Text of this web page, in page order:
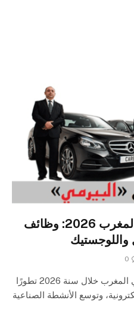
فرص توظيف السائقين بالمغرب 2026: وظائف
واللوجستيك
0
يشهد قطاع النقل واللوجستيك في المغرب خلال سنة 2026 تطورًا
وتوسع الأنشطة الصناعية